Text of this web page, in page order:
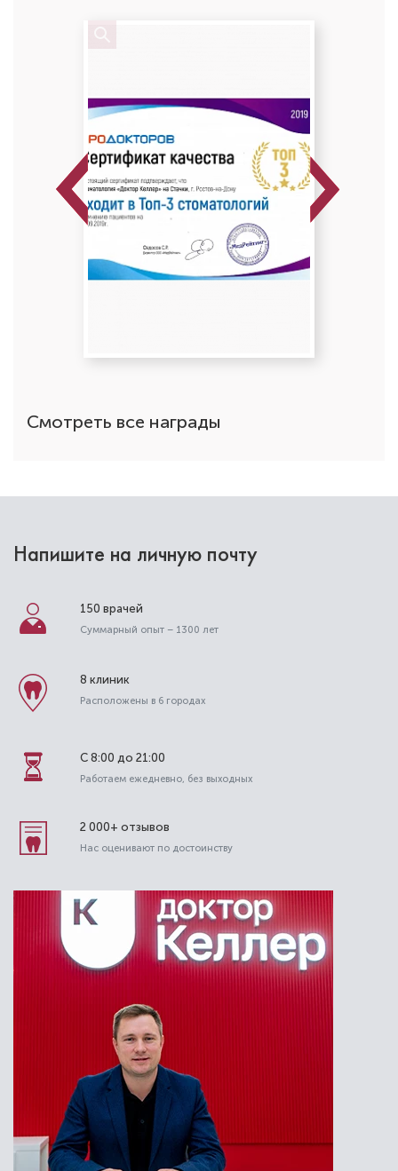
Previous Next
Смотреть все награды
Напишите на личную почту
150 врачей
Суммарный опыт – 1300 лет
8 клиник
Расположены в 6 городах
С 8:00 до 21:00
Работаем ежедневно, без выходных
2 000+ отзывов
Нас оценивают по достоинству